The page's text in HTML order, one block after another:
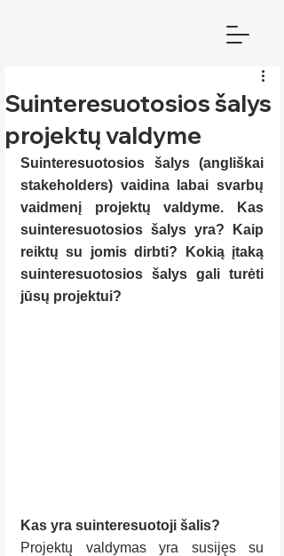
Suinteresuotosios šalys
projektų valdyme
Suinteresuotosios šalys (angliškai
stakeholders) vaidina labai svarbų
vaidmenį projektų valdyme. Kas
suinteresuotosios šalys yra? Kaip
reiktų su jomis dirbti? Kokią įtaką
suinteresuotosios šalys gali turėti
jūsų projektui?
Kas yra suinteresuotoji šalis?
Projektų valdymas yra susijęs su